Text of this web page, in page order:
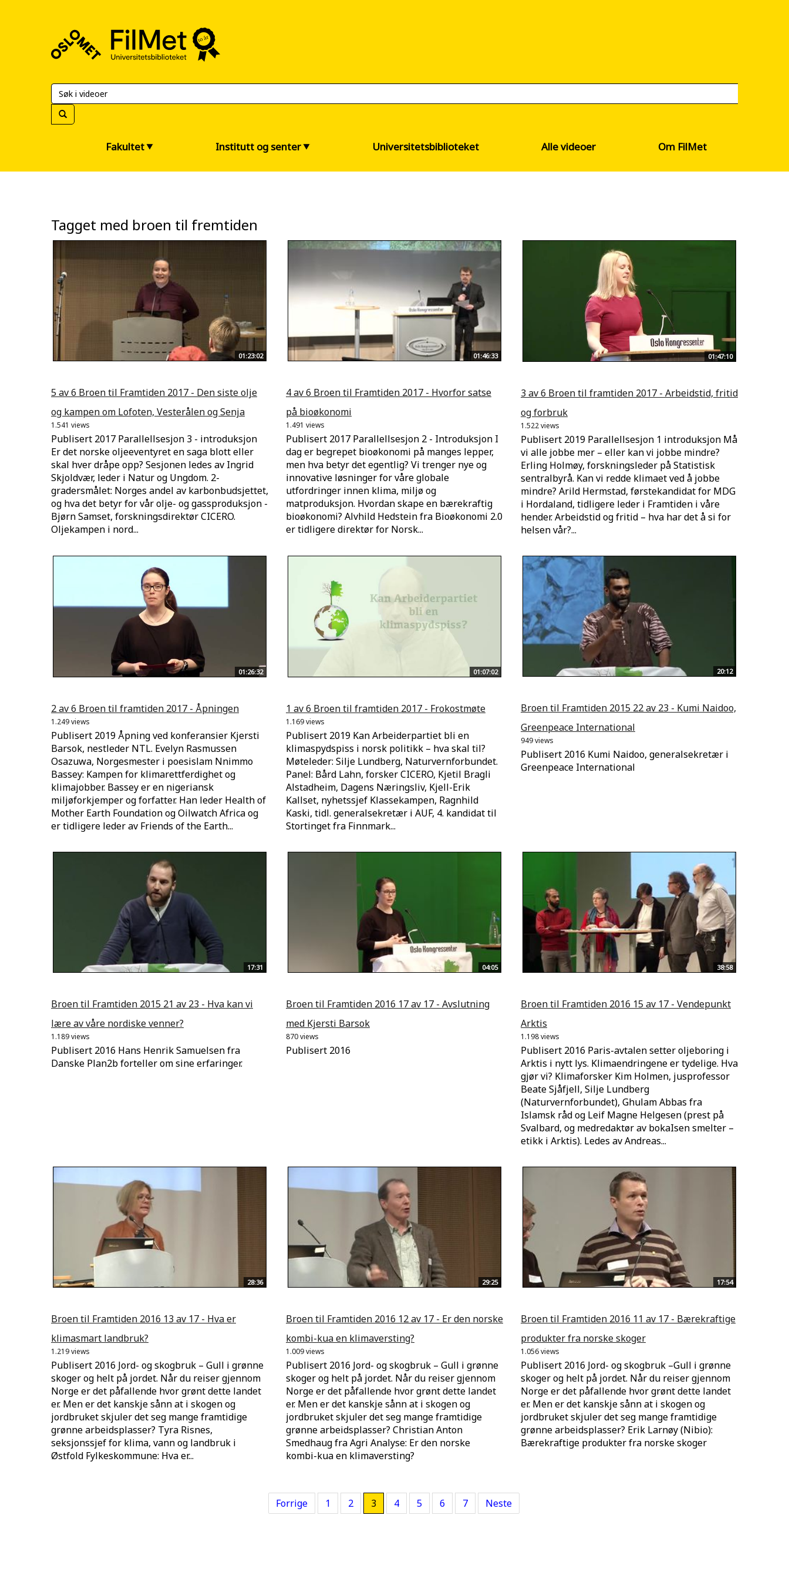
Universitetsbiblioteket
Fakultet Institutt og senter Universitetsbiblioteket Alle videoer Om FilMet
Tagget med broen til fremtiden
01:23:02
5 av 6 Broen til Framtiden 2017 - Den siste olje
og kampen om Lofoten, Vesterålen og Senja
1.541 views
Publisert 2017 Parallellsesjon 3 - introduksjon
Er det norske oljeeventyret en saga blott eller
skal hver dråpe opp? Sesjonen ledes av Ingrid
Skjoldvær, leder i Natur og Ungdom. 2-
gradersmålet: Norges andel av karbonbudsjettet,
og hva det betyr for vår olje- og gassproduksjon -
Bjørn Samset, forskningsdirektør CICERO.
Oljekampen i nord...
01:46:33
4 av 6 Broen til Framtiden 2017 - Hvorfor satse
på bioøkonomi
1.491 views
Publisert 2017 Parallellsesjon 2 - Introduksjon I
dag er begrepet bioøkonomi på manges lepper,
men hva betyr det egentlig? Vi trenger nye og
innovative løsninger for våre globale
utfordringer innen klima, miljø og
matproduksjon. Hvordan skape en bærekraftig
bioøkonomi? Alvhild Hedstein fra Bioøkonomi 2.0
er tidligere direktør for Norsk...
01:47:10
3 av 6 Broen til framtiden 2017 - Arbeidstid, fritid
og forbruk
1.522 views
Publisert 2019 Parallellsesjon 1 introduksjon Må
vi alle jobbe mer – eller kan vi jobbe mindre?
Erling Holmøy, forskningsleder på Statistisk
sentralbyrå. Kan vi redde klimaet ved å jobbe
mindre? Arild Hermstad, førstekandidat for MDG
i Hordaland, tidligere leder i Framtiden i våre
hender. Arbeidstid og fritid – hva har det å si for
helsen vår?...
01:26:32
2 av 6 Broen til framtiden 2017 - Åpningen
1.249 views
Publisert 2019 Åpning ved konferansier Kjersti
Barsok, nestleder NTL. Evelyn Rasmussen
Osazuwa, Norgesmester i poesislam Nnimmo
Bassey: Kampen for klimarettferdighet og
klimajobber. Bassey er en nigeriansk
miljøforkjemper og forfatter. Han leder Health of
Mother Earth Foundation og Oilwatch Africa og
er tidligere leder av Friends of the Earth...
01:07:02
1 av 6 Broen til framtiden 2017 - Frokostmøte
1.169 views
Publisert 2019 Kan Arbeiderpartiet bli en
klimaspydspiss i norsk politikk – hva skal til?
Møteleder: Silje Lundberg, Naturvernforbundet.
Panel: Bård Lahn, forsker CICERO, Kjetil Bragli
Alstadheim, Dagens Næringsliv, Kjell-Erik
Kallset, nyhetssjef Klassekampen, Ragnhild
Kaski, tidl. generalsekretær i AUF, 4. kandidat til
Stortinget fra Finnmark...
20:12
Broen til Framtiden 2015 22 av 23 - Kumi Naidoo,
Greenpeace International
949 views
Publisert 2016 Kumi Naidoo, generalsekretær i
Greenpeace International
17:31
Broen til Framtiden 2015 21 av 23 - Hva kan vi
lære av våre nordiske venner?
1.189 views
Publisert 2016 Hans Henrik Samuelsen fra
Danske Plan2b forteller om sine erfaringer.
04:05
Broen til Framtiden 2016 17 av 17 - Avslutning
med Kjersti Barsok
870 views
Publisert 2016
38:58
Broen til Framtiden 2016 15 av 17 - Vendepunkt
Arktis
1.198 views
Publisert 2016 Paris-avtalen setter oljeboring i
Arktis i nytt lys. Klimaendringene er tydelige. Hva
gjør vi? Klimaforsker Kim Holmen, jusprofessor
Beate Sjåfjell, Silje Lundberg
(Naturvernforbundet), Ghulam Abbas fra
Islamsk råd og Leif Magne Helgesen (prest på
Svalbard, og medredaktør av bokaIsen smelter –
etikk i Arktis). Ledes av Andreas...
28:36
Broen til Framtiden 2016 13 av 17 - Hva er
klimasmart landbruk?
1.219 views
Publisert 2016 Jord- og skogbruk – Gull i grønne
skoger og helt på jordet. Når du reiser gjennom
Norge er det påfallende hvor grønt dette landet
er. Men er det kanskje sånn at i skogen og
jordbruket skjuler det seg mange framtidige
grønne arbeidsplasser? Tyra Risnes,
seksjonssjef for klima, vann og landbruk i
Østfold Fylkeskommune: Hva er...
29:25
Broen til Framtiden 2016 12 av 17 - Er den norske
kombi-kua en klimaversting?
1.009 views
Publisert 2016 Jord- og skogbruk – Gull i grønne
skoger og helt på jordet. Når du reiser gjennom
Norge er det påfallende hvor grønt dette landet
er. Men er det kanskje sånn at i skogen og
jordbruket skjuler det seg mange framtidige
grønne arbeidsplasser? Christian Anton
Smedhaug fra Agri Analyse: Er den norske
kombi-kua en klimaversting?
17:54
Broen til Framtiden 2016 11 av 17 - Bærekraftige
produkter fra norske skoger
1.056 views
Publisert 2016 Jord- og skogbruk –Gull i grønne
skoger og helt på jordet. Når du reiser gjennom
Norge er det påfallende hvor grønt dette landet
er. Men er det kanskje sånn at i skogen og
jordbruket skjuler det seg mange framtidige
grønne arbeidsplasser? Erik Larnøy (Nibio):
Bærekraftige produkter fra norske skoger
Forrige 1 2 3 4 5 6 7 Neste